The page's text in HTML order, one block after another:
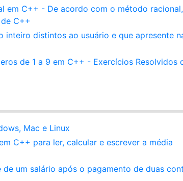
em C++ - De acordo com o método
C++
distintos ao usuário e que apresente
de 1 a 9 em C++ - Exercícios Resolvidos
Mac e Linux
C++ para ler, calcular e escrever a média
um salário após o pagamento de duas